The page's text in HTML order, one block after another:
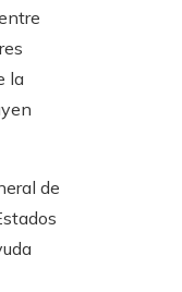
la
de